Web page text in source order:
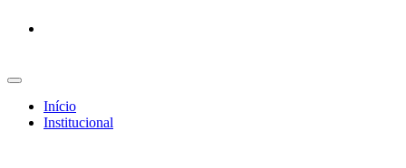
Início
Institucional